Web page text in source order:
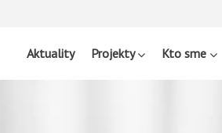
Aktuality Projekty Kto sme